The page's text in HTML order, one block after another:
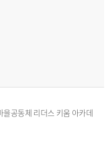
공동체 리더스 키움 아카데